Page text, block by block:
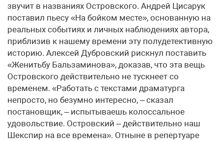
звучит в названиях Островского. Андрей Цисарук
поставил пьесу «На бойком месте», основанную на
реальных событиях и личных наблюдениях автора,
приблизив к нашему времени эту полудетективную
историю. Алексей Дубровский рискнул поставить
«Женитьбу Бальзаминова», доказав, что эта вещь
Островского действительно не тускнеет со
временем. «Работать с текстами драматурга
непросто, но безумно интересно, – сказал
постановщик, – испытываешь колоссальное
удовольствие. Островский – действительно наш
Шекспир на все времена». Отныне в репертуаре